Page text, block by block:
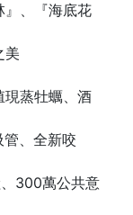
』、『海底花
美
現蒸牡蠣、酒
、全新咬
300萬公共意